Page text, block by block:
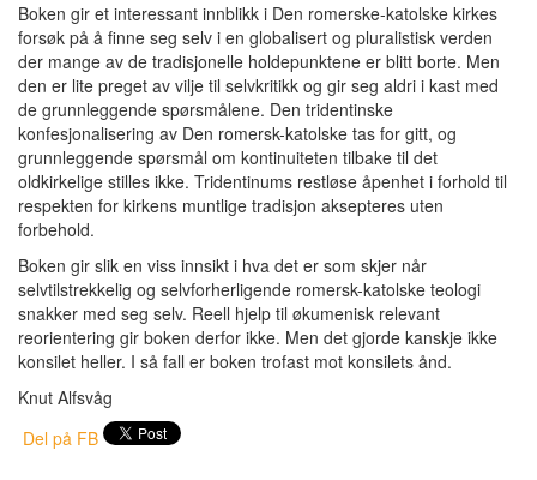
Boken gir et interessant innblikk i Den romerske-katolske kirkes
forsøk på å finne seg selv i en globalisert og pluralistisk verden
der mange av de tradisjonelle holdepunktene er blitt borte. Men
den er lite preget av vilje til selvkritikk og gir seg aldri i kast med
de grunnleggende spørsmålene. Den tridentinske
konfesjonalisering av Den romersk-katolske tas for gitt, og
grunnleggende spørsmål om kontinuiteten tilbake til det
oldkirkelige stilles ikke. Tridentinums restløse åpenhet i forhold til
respekten for kirkens muntlige tradisjon aksepteres uten
forbehold.
Boken gir slik en viss innsikt i hva det er som skjer når
selvtilstrekkelig og selvforherligende romersk-katolske teologi
snakker med seg selv. Reell hjelp til økumenisk relevant
reorientering gir boken derfor ikke. Men det gjorde kanskje ikke
konsilet heller. I så fall er boken trofast mot konsilets ånd.
Knut Alfsvåg
Del på FB